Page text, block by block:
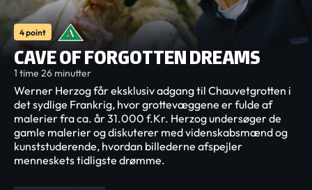
4 point
CAVE OF FORGOTTEN DREAMS
1 time 26 minutter
Werner Herzog får eksklusiv adgang til Chauvetgrotten i
det sydlige Frankrig, hvor grottevæggene er fulde af
malerier fra ca. år 31.000 f.Kr. Herzog undersøger de
gamle malerier og diskuterer med videnskabsmænd og
kunststuderende, hvordan billederne afspejler
menneskets tidligste drømme.